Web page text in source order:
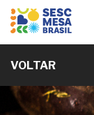
VOLTAR